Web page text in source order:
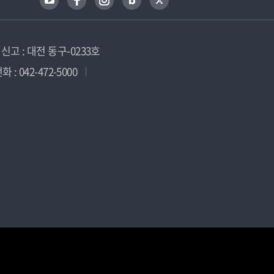
고 : 대전 동구-0233호
: 042-472-5000